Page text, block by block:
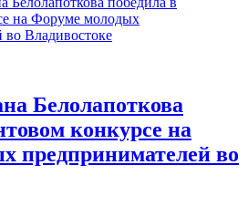
Белолапоткова
конкурсе на
предпринимателей во